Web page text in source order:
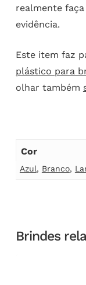
realmente
evidência.
Este item faz
plástico para
olhar também
Cor
Azul, Branco,
Brindes